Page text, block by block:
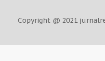
Copyright @ 2021